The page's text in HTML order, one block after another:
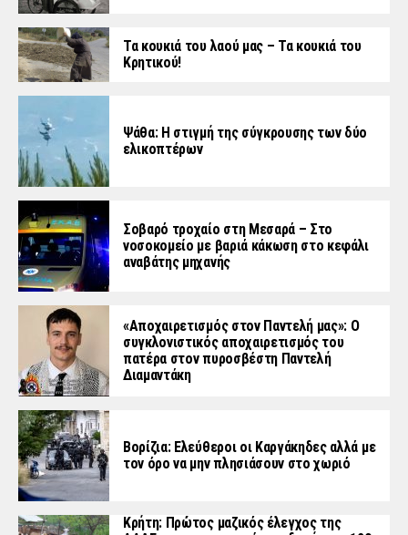
Τα κουκιά του λαού μας – Τα κουκιά του
Κρητικού!
Ψάθα: Η στιγμή της σύγκρουσης των δύο
ελικοπτέρων
Σοβαρό τροχαίο στη Μεσαρά – Στο
νοσοκομείο με βαριά κάκωση στο κεφάλι
αναβάτης μηχανής
«Aποχαιρετισμός στον Παντελή μας»: Ο
συγκλονιστικός αποχαιρετισμός του
πατέρα στον πυροσβέστη Παντελή
Διαμαντάκη
Βορίζια: Ελεύθεροι οι Καργάκηδες αλλά με
τον όρο να μην πλησιάσουν στο χωριό
Κρήτη: Πρώτος μαζικός έλεγχος της